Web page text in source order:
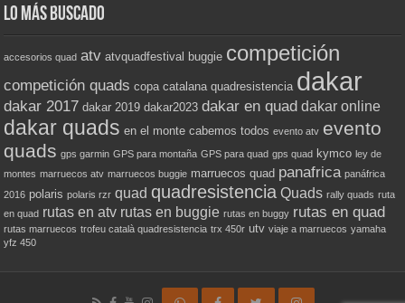
Lo más buscado
accesorios quad atv atvquadfestival buggie competición
competición quads copa catalana quadresistencia dakar
dakar 2017 dakar 2019 dakar2023 dakar en quad dakar online
dakar quads en el monte cabemos todos evento atv evento
quads gps garmin GPS para montaña GPS para quad gps quad kymco ley de
montes marruecos atv marruecos buggie marruecos quad panafrica panáfrica
2016 polaris polaris rzr quad quadresistencia Quads rally quads ruta
en quad rutas en atv rutas en buggie rutas en buggy rutas en quad
rutas marruecos trofeu català quadresistencia trx 450r utv viaje a marruecos yamaha
yfz 450